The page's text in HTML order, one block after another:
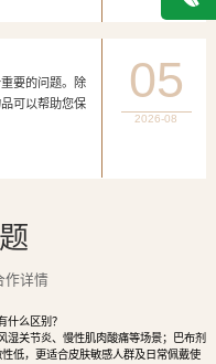
的问题。除
可以帮助您保
05
2026-08
作详情
什么区别？
湿关节炎、慢性肌肉酸痛等场景；巴布剂
低，更适合皮肤敏感人群及日常佩戴使